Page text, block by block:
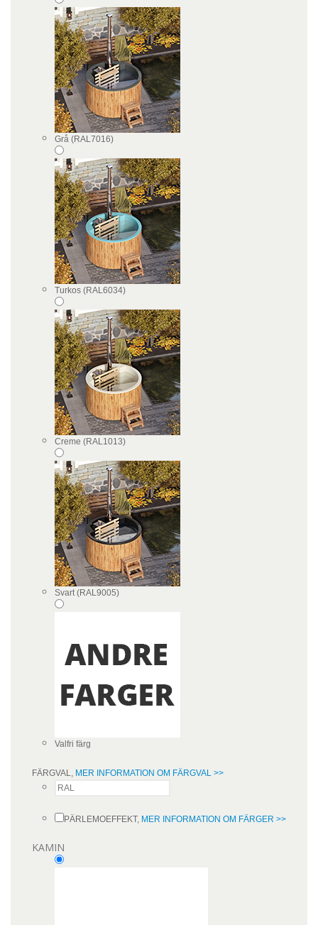
Grå (RAL7016)
Turkos (RAL6034)
Creme (RAL1013)
Svart (RAL9005)
Valfri färg
FÄRGVAL, MER INFORMATION OM FÄRGVAL >>
PÄRLEMOEFFEKT, MER INFORMATION OM FÄRGER >>
KAMIN